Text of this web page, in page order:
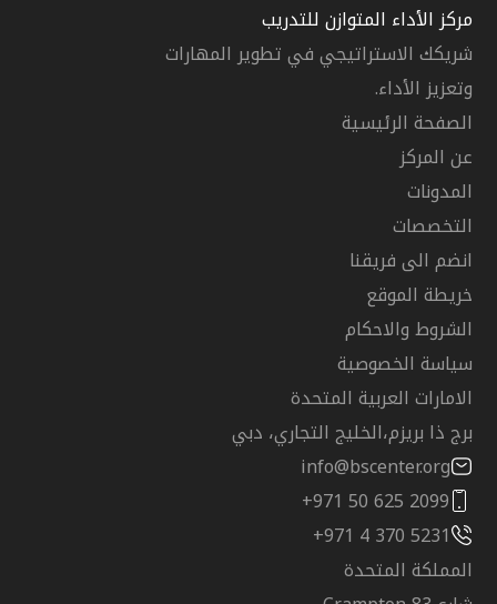
مركز الأداء المتوازن للتدريب
شريكك الاستراتيجي في تطوير المهارات
وتعزيز الأداء.
الصفحة الرئيسية
عن المركز
المدونات
التخصصات
انضم الى فريقنا
خريطة الموقع
الشروط والاحكام
سياسة الخصوصية
الامارات العربية المتحدة
برج ذا بريزم،الخليج التجاري، دبي
info@bscenter.org
+971 50 625 2099
+971 4 370 5231
المملكة المتحدة